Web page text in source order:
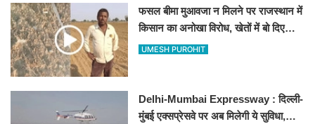
फसल बीमा मुआवजा न मिलने पर राजस्थान में
किसान का अनोखा विरोध, खेतों में बो दिए
500-500 रुपए के नोट, वीडियो वायरल
UMESH PUROHIT
Delhi-Mumbai Expressway : दिल्ली-
मुंबई एक्सप्रेसवे पर अब मिलेगी ये सुविधा,